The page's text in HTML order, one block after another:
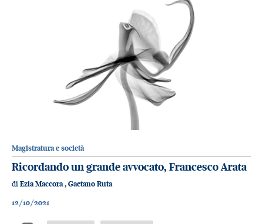
Magistratura e società
Ricordando un grande avvocato, Francesco Arata
di Ezia Maccora , Gaetano Ruta
12/10/2021